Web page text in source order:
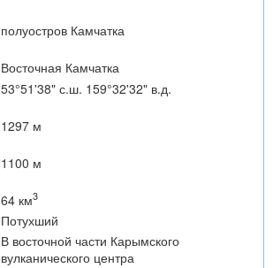
полуостров Камчатка
Восточная Камчатка
53°51'38" с.ш. 159°32'32" в.д.
1297 м
1100 м
64 км3
Потухший
В восточной части Карымского
вулканического центра